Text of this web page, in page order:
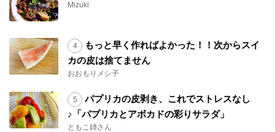
Mizuki
もっと早く作ればよかった！！次からスイ
カの皮は捨てません
おおもりメシ子
パプリカの皮剥き、これでストレスなし
♪「パプリカとアボカドの彩りサラダ」
ともこ姉さん